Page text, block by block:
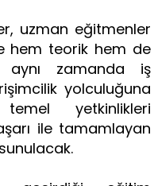
uzman eğitmenler
hem teorik hem de
aynı zamanda iş
yolculuğuna
yetkinlikleri
ile tamamlayan